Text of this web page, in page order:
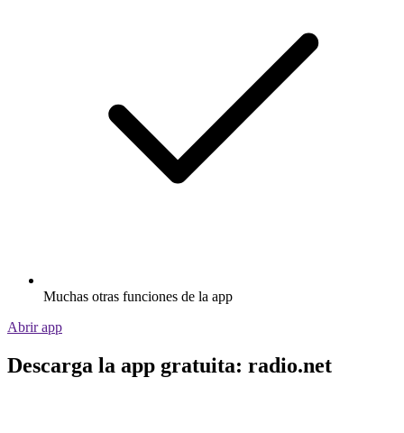
Muchas otras funciones de la app
Abrir app
Descarga la app gratuita: radio.net